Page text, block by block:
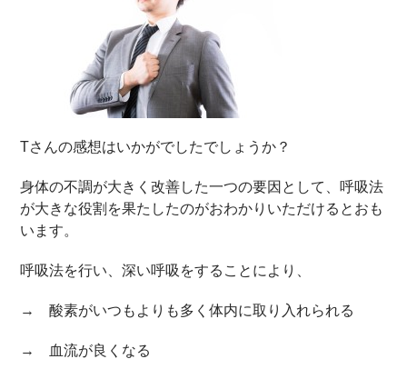
Tさんの感想はいかがでしたでしょうか？
身体の不調が大きく改善した一つの要因として、呼吸法
が大きな役割を果たしたのがおわかりいただけるとおも
います。
呼吸法を行い、深い呼吸をすることにより、
→ 酸素がいつもよりも多く体内に取り入れられる
→ 血流が良くなる